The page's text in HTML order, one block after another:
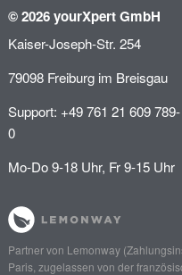
© 2026 yourXpert GmbH
Kaiser-Joseph-Str. 254
79098 Freiburg im Breisgau
Support: +49 761 21 609 789-
0
Mo-Do 9-18 Uhr, Fr 9-15 Uhr
Partner von Lemonway
Paris, zugelassen von der